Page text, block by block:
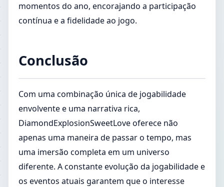
momentos do ano, encorajando a participação
contínua e a fidelidade ao jogo.
Conclusão
Com uma combinação única de jogabilidade
envolvente e uma narrativa rica,
DiamondExplosionSweetLove oferece não
apenas uma maneira de passar o tempo, mas
uma imersão completa em um universo
diferente. A constante evolução da jogabilidade e
os eventos atuais garantem que o interesse